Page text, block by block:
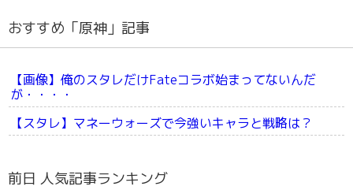
おすすめ「原神」記事
【画像】俺のスタレだけFateコラボ始まってないんだ
が・・・・
【スタレ】マネーウォーズで今強いキャラと戦略は？
前日 人気記事ランキング